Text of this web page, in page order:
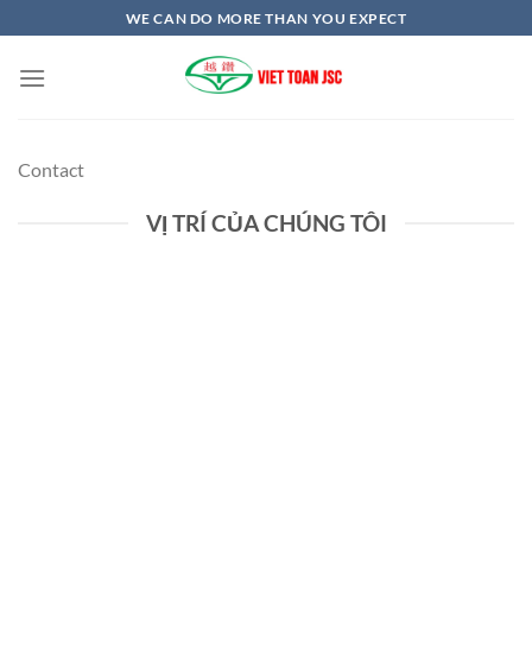
qua
nội
WE CAN DO MORE THAN YOU EXPECT
Contact
VỊ TRÍ CỦA CHÚNG TÔI